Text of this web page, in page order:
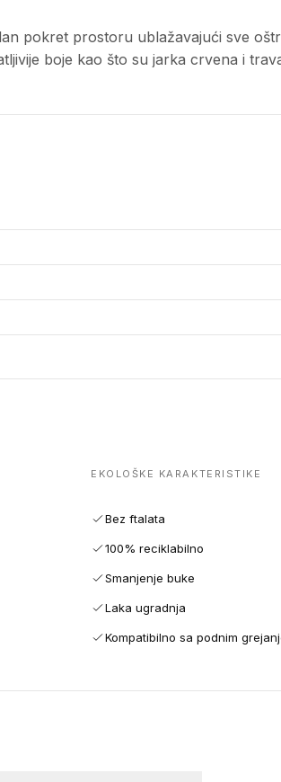
pokret prostoru ublažavajući sve
boje kao što su jarka crvena i
EKOLOŠKE KARAKTERISTIKE
Bez ftalata
100% reciklabilno
Smanjenje buke
Laka ugradnja
Kompatibilno sa podnim